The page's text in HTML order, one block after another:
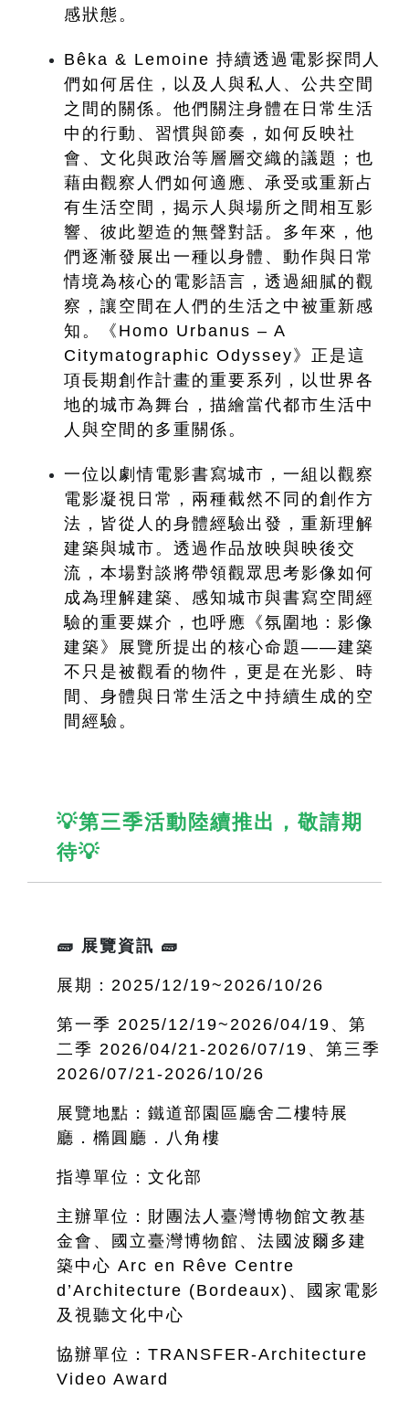
感狀態。
Bêka & Lemoine 持續透過電影探問人
們如何居住，以及人與私人、公共空間
之間的關係。他們關注身體在日常生活
中的行動、習慣與節奏，如何反映社
會、文化與政治等層層交織的議題；也
藉由觀察人們如何適應、承受或重新占
有生活空間，揭示人與場所之間相互影
響、彼此塑造的無聲對話。多年來，他
們逐漸發展出一種以身體、動作與日常
情境為核心的電影語言，透過細膩的觀
察，讓空間在人們的生活之中被重新感
知。《Homo Urbanus – A
Citymatographic Odyssey》正是這
項長期創作計畫的重要系列，以世界各
地的城市為舞台，描繪當代都市生活中
人與空間的多重關係。
一位以劇情電影書寫城市，一組以觀察
電影凝視日常，兩種截然不同的創作方
法，皆從人的身體經驗出發，重新理解
建築與城市。透過作品放映與映後交
流，本場對談將帶領觀眾思考影像如何
成為理解建築、感知城市與書寫空間經
驗的重要媒介，也呼應《氛圍地：影像
建築》展覽所提出的核心命題——建築
不只是被觀看的物件，更是在光影、時
間、身體與日常生活之中持續生成的空
間經驗。
💡第三季活動陸續推出，敬請期
待💡
🧱 展覽資訊 🧱
展期：2025/12/19~2026/10/26
第一季 2025/12/19~ 2026/04/19、第
二季 2026/04/21-2026/07/19、第三季
2026/07/21-2026/10/26
展覽地點：鐵道部園區廳舍二樓特展
廳．橢圓廳．八角樓
指導單位：文化部
主辦單位：財團法人臺灣博物館文教基
金會、國立臺灣博物館、法國波爾多建
築中心 Arc en Rêve Centre
d’Architecture (Bordeaux)、國家電影
及視聽文化中心
協辦單位：TRANSFER-Architecture
Video Award